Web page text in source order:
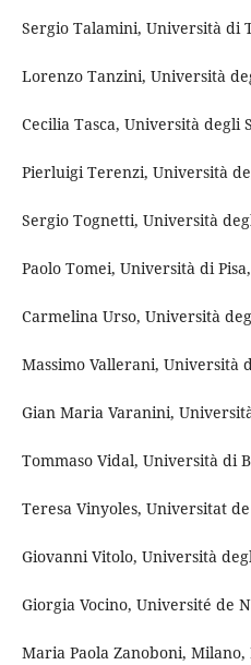
Sergio Talamini, Università di
Lorenzo Tanzini, Università
Cecilia Tasca, Università degli
Pierluigi Terenzi, Università
Sergio Tognetti, Università
Paolo Tomei, Università di
Carmelina Urso, Università
Massimo Vallerani, Università
Gian Maria Varanini,
Tommaso Vidal, Università di
Teresa Vinyoles, Universitat
Giovanni Vitolo, Università
Giorgia Vocino, Université de
Maria Paola Zanoboni,